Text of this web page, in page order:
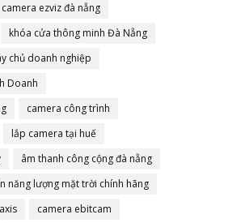
camera ezviz đà nẵng
khóa cửa thông minh Đà Nẵng
chủ doanh nghiệp
Doanh
camera công trình
lắp camera tại huế
âm thanh công cộng đà nẵng
năng lượng mặt trời chính hãng
camera ebitcam